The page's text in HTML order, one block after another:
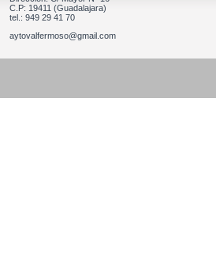
C.P: 19411 (Guadalajara)
tel.: 949 29 41 70
aytovalfermoso@gmail.com